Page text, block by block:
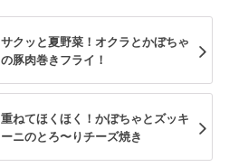
サクッと夏野菜！オクラとかぼちゃ
の豚肉巻きフライ！
重ねてほくほく！かぼちゃとズッキ
ーニのとろ〜りチーズ焼き